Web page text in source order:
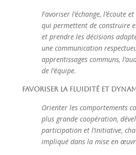
Favoriser l’échange, l’écoute
qui permettent de construire
et prendre les décisions
une communication
apprentissages communs,
de l’équipe.
Favoriser la fluidité et
Orienter les comportements
plus grande coopération,
participation et l’initiative,
impliqué dans la mise en